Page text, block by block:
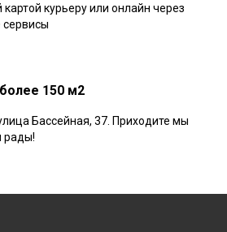
картой курьеру или онлайн через
150 м2
Бассейная, 37. Приходите мы
рады!